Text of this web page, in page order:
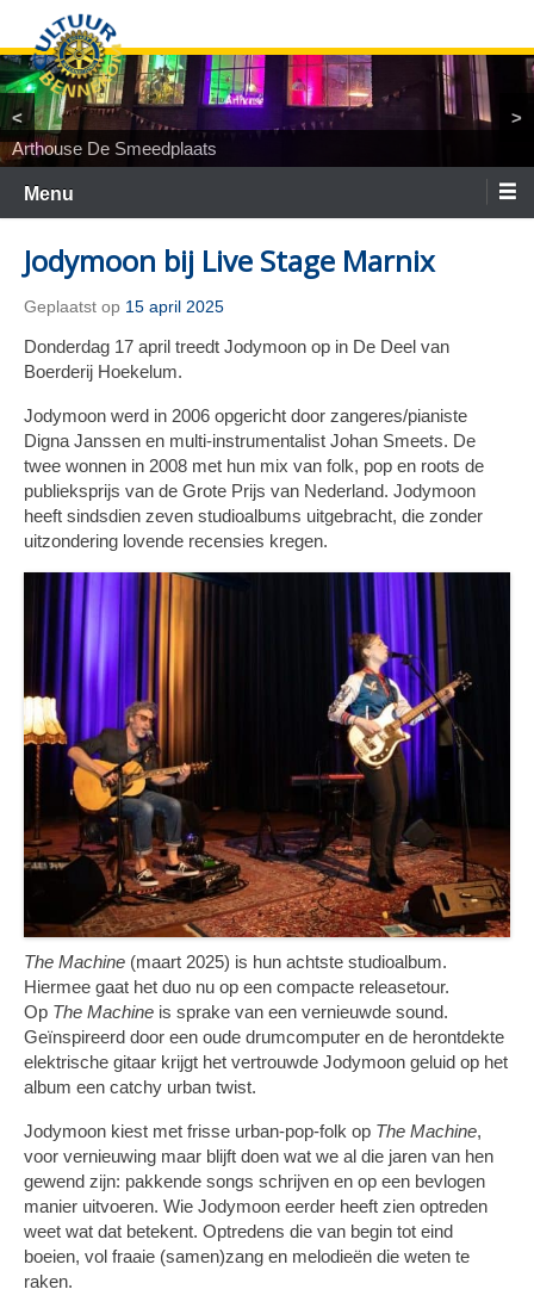
de
inhoud
Arthouse De Smeedplaats
Locatietheater ArtEZ
TiNaNiNaNi
Woest&Bijster
Tineke Roseboom en Peter Bouter
Spelgroep Bennekom. En toen waren er nul
< >
Menu
Jodymoon bij Live Stage Marnix
Geplaatst op 15 april 2025
Donderdag 17 april treedt Jodymoon op in De Deel van
Boerderij Hoekelum.
Jodymoon werd in 2006 opgericht door zangeres/pianiste
Digna Janssen en multi-instrumentalist Johan Smeets. De
twee wonnen in 2008 met hun mix van folk, pop en roots de
publieksprijs van de Grote Prijs van Nederland. Jodymoon
heeft sindsdien zeven studioalbums uitgebracht, die zonder
uitzondering lovende recensies kregen.
The Machine (maart 2025) is hun achtste studioalbum.
Hiermee gaat het duo nu op een compacte releasetour.
Op The Machine is sprake van een vernieuwde sound.
Geïnspireerd door een oude drumcomputer en de herontdekte
elektrische gitaar krijgt het vertrouwde Jodymoon geluid op het
album een catchy urban twist.
Jodymoon kiest met frisse urban-pop-folk op The Machine,
voor vernieuwing maar blijft doen wat we al die jaren van hen
gewend zijn: pakkende songs schrijven en op een bevlogen
manier uitvoeren. Wie Jodymoon eerder heeft zien optreden
weet wat dat betekent. Optredens die van begin tot eind
boeien, vol fraaie (samen)zang en melodieën die weten te
raken.